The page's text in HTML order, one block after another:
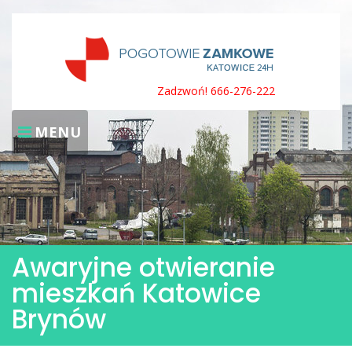
Zadzwoń! 666-276-222
MENU
Awaryjne otwieranie
mieszkań Katowice
Brynów